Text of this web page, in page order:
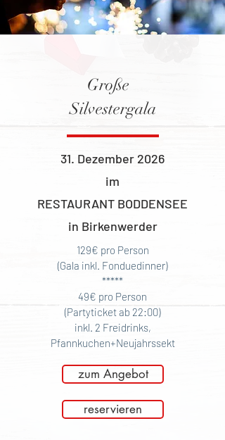
Große
Silvestergala
​31. Dezember 2026
im
RESTAURANT BODDENSEE
in Birkenwerder
129€ pro Person
(Gala inkl. Fonduedinner)
*****
49€ pro Person
(Partyticket ab 22:00)
inkl. 2 Freidrinks,
Pfannkuchen+Neujahrssekt
zum Angebot
reservieren